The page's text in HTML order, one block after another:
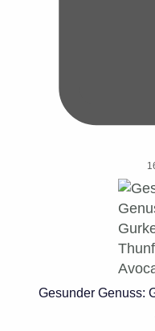
Gesunder Genuss: